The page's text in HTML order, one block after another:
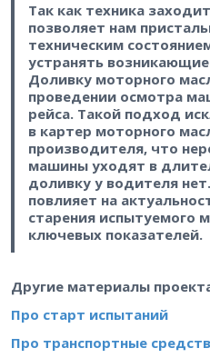
Так как техника
позволяет нам
техническим
устранять
Доливку моторного
проведении осмотра
рейса. Такой подход
в картер моторного
производителя, что
машины уходят в
доливку у водителя
повлияет на
старения испытуемого
ключевых показателей.
Другие материалы
Про старт испытаний
Про транспортные